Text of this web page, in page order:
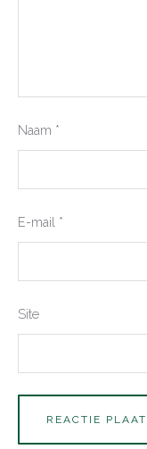
Naam *
E-mail *
Site